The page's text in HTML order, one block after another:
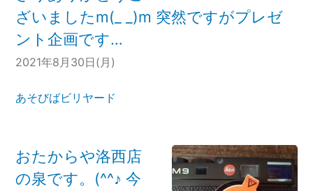
ざいましたm(_ _)m 突然ですがプレゼ
ント企画です…
2021年8月30日(月)
あそびばビリヤード
おたからや洛西店
の泉です。(^^♪ 今